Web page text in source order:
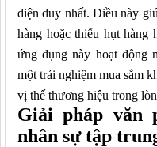
diện duy nhất. Điều này
hàng hoặc thiếu hụt hàng
ứng dụng này hoạt động
một trải nghiệm mua sắm
vị thế thương hiệu trong
Giải pháp văn
nhân sự tập